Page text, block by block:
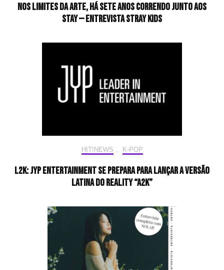
Nos limites da arte, há sete anos correndo junto aos
STAY — Entrevista Stray Kids
HIT!NEWS , K-POP
L2K: JYP Entertainment se prepara para lançar a versão
latina do reality “A2K”